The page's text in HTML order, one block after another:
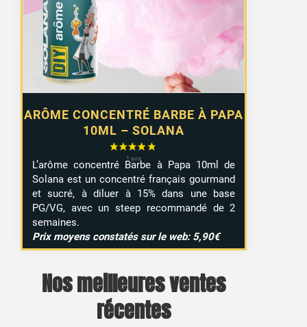
21 avis
ARÔME CONCENTRÉ BARBE À PAPA
10ML – SOLANA
L’arôme concentré Barbe à Papa 10ml de
Solana est un concentré français gourmand
et sucré, à diluer à 15% dans une base
PG/VG, avec un steep recommandé de 2
semaines.
Prix moyens constatés sur le web: 5,90€
Nos meilleures ventes
récentes